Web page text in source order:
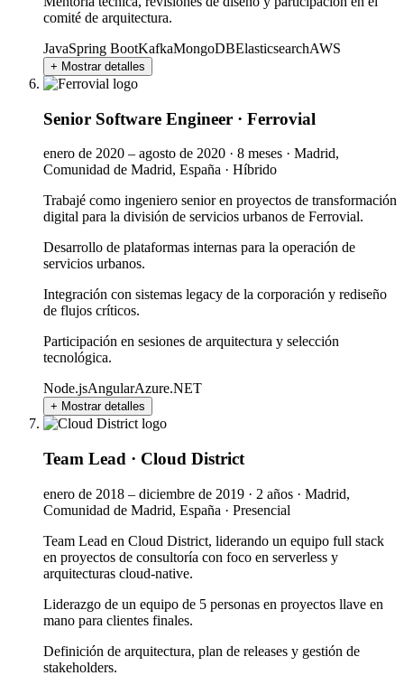
comité de arquitectura.
JavaSpring BootKafkaMongoDBElasticsearchAWS
+ Mostrar detalles
Senior Software Engineer · Ferrovial
enero de 2020 – agosto de 2020 · 8 meses · Madrid,
Comunidad de Madrid, España · Híbrido
Trabajé como ingeniero senior en proyectos de transformación
digital para la división de servicios urbanos de Ferrovial.
Desarrollo de plataformas internas para la operación de
servicios urbanos.
Integración con sistemas legacy de la corporación y rediseño
de flujos críticos.
Participación en sesiones de arquitectura y selección
tecnológica.
Node.jsAngularAzure.NET
+ Mostrar detalles
Team Lead · Cloud District
enero de 2018 – diciembre de 2019 · 2 años · Madrid,
Comunidad de Madrid, España · Presencial
Team Lead en Cloud District, liderando un equipo full stack
en proyectos de consultoría con foco en serverless y
arquitecturas cloud-native.
Liderazgo de un equipo de 5 personas en proyectos llave en
mano para clientes finales.
Definición de arquitectura, plan de releases y gestión de
stakeholders.